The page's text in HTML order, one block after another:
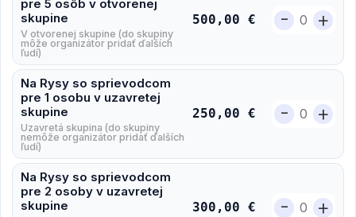
pre 5 osôb v otvorenej
skupine
V otvorenej skupine (do skupiny
môže organizátor pridať ďalších
ľudí)
500,00 € - +
Na Rysy so sprievodcom
pre 1 osobu v uzavretej
skupine
Uzavretá skupina (do skupiny
nemôže organizátor pridať ďalších
ľudí)
250,00 € - +
Na Rysy so sprievodcom
pre 2 osoby v uzavretej
skupine
300,00 € - +